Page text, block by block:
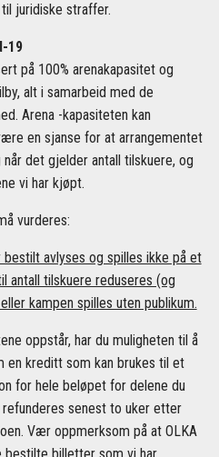
juridiske straffer.
19
på 100% arenakapasitet og
alt i samarbeid med de
Arena -kapasiteten kan
en sjanse for at arrangementet
det gjelder antall tilskuere, og
vi har kjøpt.
vurderes:
avlyses og spilles ikke på et
antall tilskuere reduseres (og
kampen spilles uten publikum.
oppstår, har du muligheten til å
en kreditt som kan brukes til et
for hele beløpet for delene du
senest to uker etter
Vær oppmerksom på at OLKA